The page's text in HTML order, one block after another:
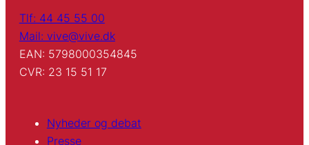
Tlf: 44 45 55 00
Mail: vive@vive.dk
EAN: 5798000354845
CVR: 23 15 51 17
Nyheder og debat
Presse